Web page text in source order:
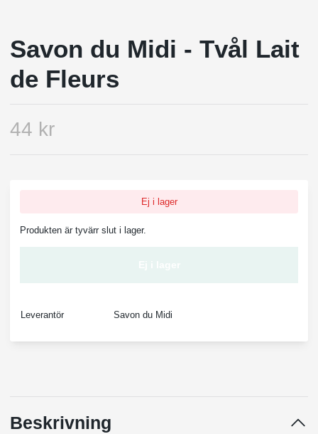
Savon du Midi - Tvål Lait
de Fleurs
44 kr
Ej i lager
Produkten är tyvärr slut i lager.
Leverantör Savon du Midi
Beskrivning